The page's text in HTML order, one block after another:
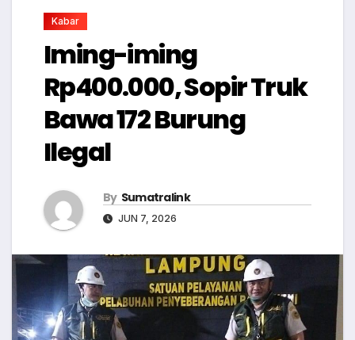
Kabar
Iming-iming
Rp400.000, Sopir Truk
Bawa 172 Burung
Ilegal
By Sumatralink
JUN 7, 2026